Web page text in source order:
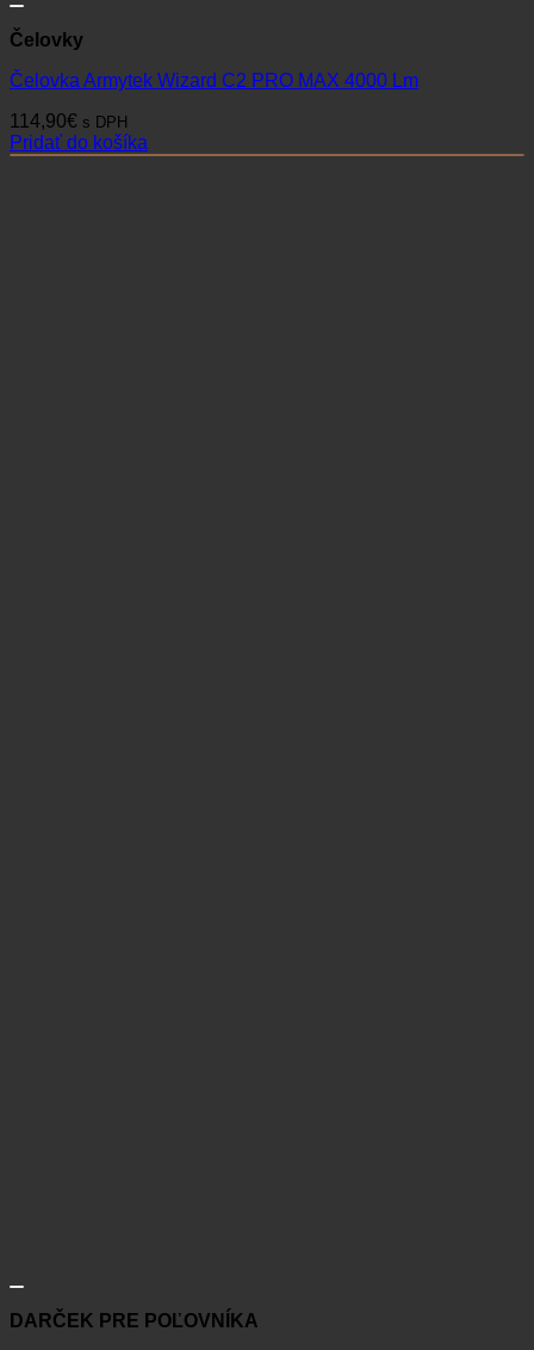
Čelovky
Čelovka Armytek Wizard C2 PRO MAX 4000 Lm
114,90€ s DPH
Pridať do košíka
DARČEK PRE POĽOVNÍKA